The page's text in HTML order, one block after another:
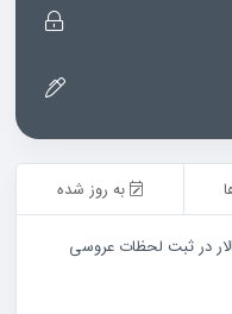
به روز شده
در ثبت لحظات عروسی